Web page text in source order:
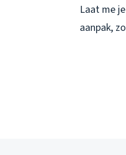
Laat me
aanpak,